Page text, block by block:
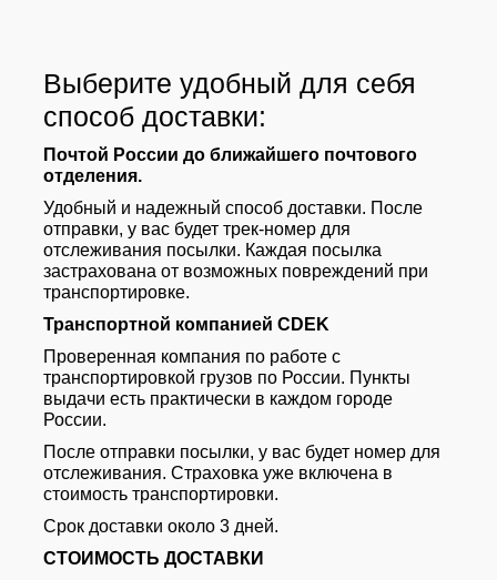
Выберите удобный для себя
способ доставки:
Почтой России до ближайшего почтового
отделения.
Удобный и надежный способ доставки. После
отправки, у вас будет трек-номер для
отслеживания посылки. Каждая посылка
застрахована от возможных повреждений при
транспортировке.
Транспортной компанией CDEK
Проверенная компания по работе с
транспортировкой грузов по России. Пункты
выдачи есть практически в каждом городе
России.
После отправки посылки, у вас будет номер для
отслеживания. Страховка уже включена в
стоимость транспортировки.
Срок доставки около 3 дней.
СТОИМОСТЬ ДОСТАВКИ